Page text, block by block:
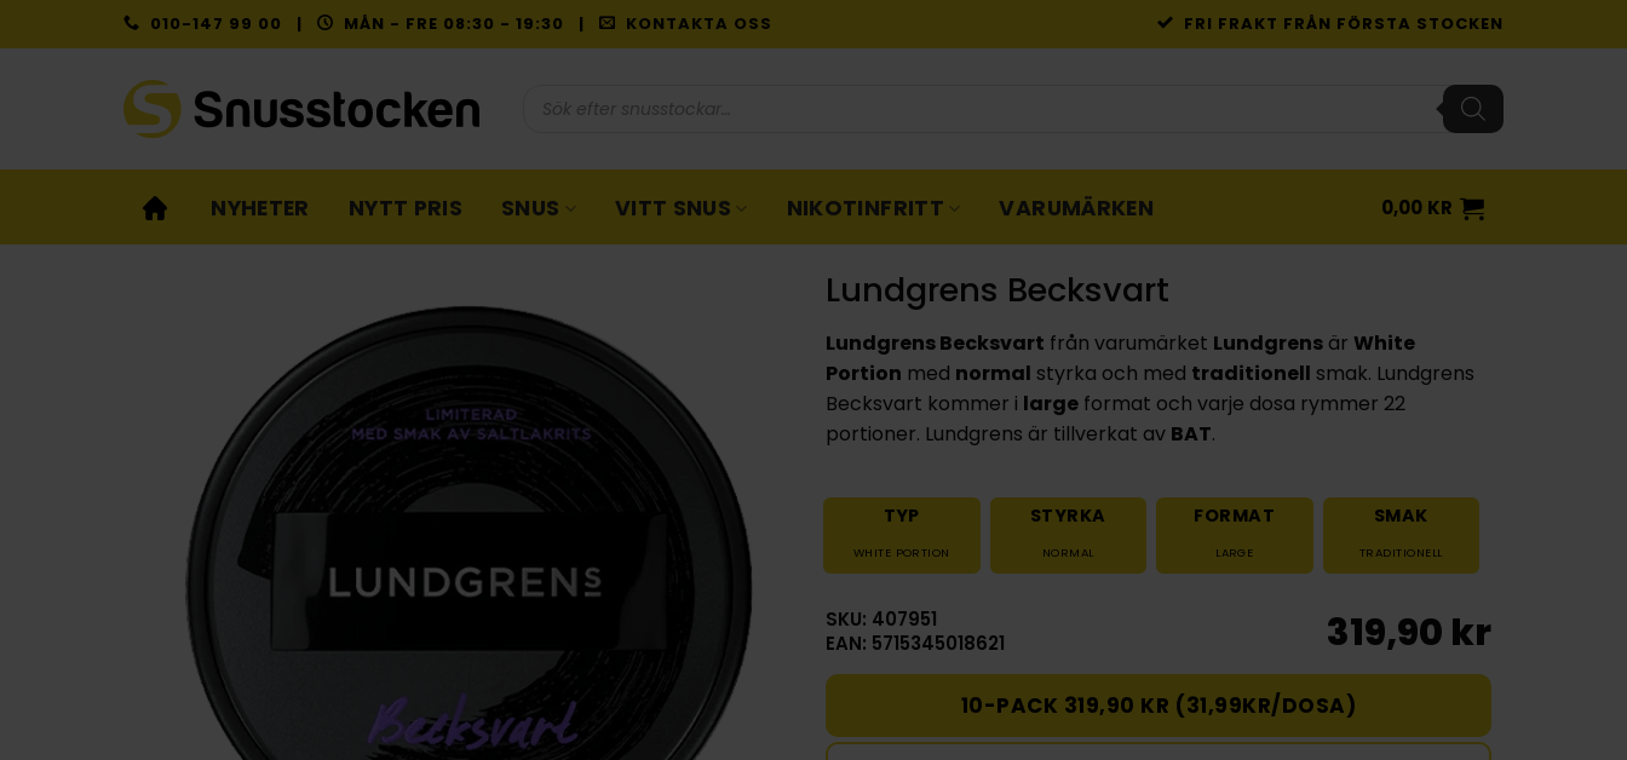
to
010-147 99 00 | MÅN - FRE 08:30 - 19:30 | KONTAKTA OSS FRI FRAKT FRÅN FÖRSTA STOCKEN
NYHETER NYTT PRIS SNUS VITT SNUS NIKOTINFRITT VARUMÄRKEN 0,00 KR
Lundgrens Becksvart
Lundgrens Becksvart från varumärket Lundgrens är White
Portion med normal styrka och med traditionell smak. Lundgrens
Becksvart kommer i large format och varje dosa rymmer 22
portioner. Lundgrens är tillverkat av BAT.
TYP
WHITE PORTION
STYRKA
NORMAL
FORMAT
LARGE
SMAK
TRADITIONELL
SKU: 407951
EAN: 5715345018621
319,90 kr
10-PACK 319,90 KR (31,99KR/DOSA)